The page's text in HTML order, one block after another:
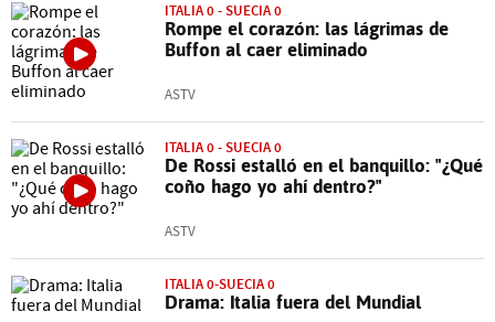
ITALIA 0 - SUECIA 0
Rompe el corazón: las lágrimas de
Buffon al caer eliminado
ASTV
ITALIA 0 - SUECIA 0
De Rossi estalló en el banquillo: "¿Qué
coño hago yo ahí dentro?"
ASTV
ITALIA 0-SUECIA 0
Drama: Italia fuera del Mundial